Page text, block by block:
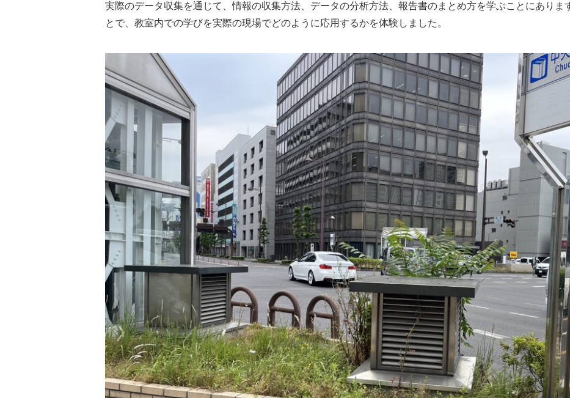
実際のデータ収集を通じて、情報の収集方法、データの分析方法、報告書のまとめ方を学ぶことにありま
とで、教室内での学びを実際の現場でどのように応用するかを体験しました。